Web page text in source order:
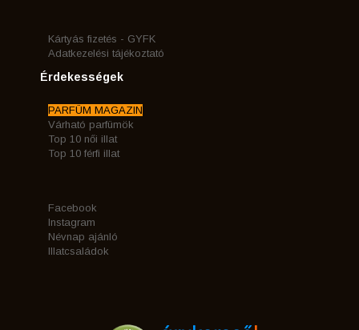
Kártyás fizetés - GYFK
Adatkezelési tájékoztató
Érdekességek
PARFÜM MAGAZIN
Várható parfümök
Top 10 női illat
Top 10 férfi illat
Facebook
Instagram
Névnap ajánló
Illatcsaládok